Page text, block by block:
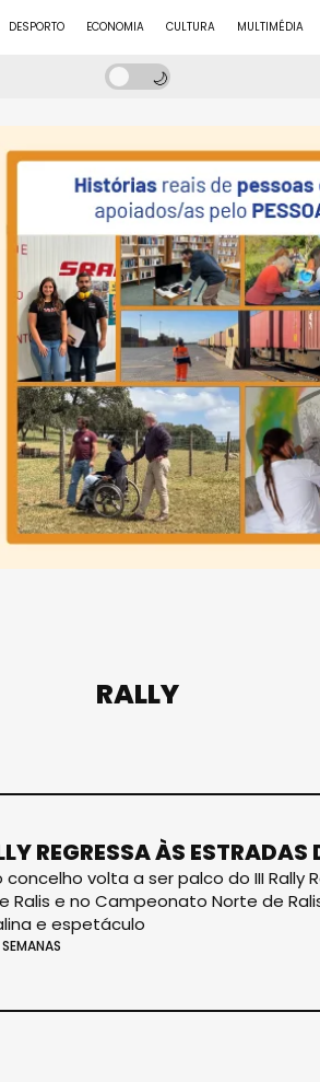
DESPORTO ECONOMIA CULTURA MULTIMÉDIA
RALLY
REGRESSA ÀS ESTRADAS
volta a ser palco do III
e no Campeonato Norte de
e espetáculo